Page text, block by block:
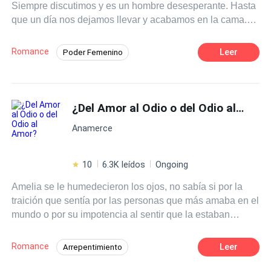
Siempre discutimos y es un hombre desesperante. Hasta
que un día nos dejamos llevar y acabamos en la cama.
detesto, me dejo llevar y me arrepiento, mientras noto
como empiezo a enamorarme de él. Pero Gerard no tiene
secretos me afecten? Y Peor aún, ¿cuándo toda la oficina
se entere de lo nuestro?
Romance Poder Femenino
Relación en la Oficina Pasión
Leer
¿Del Amor al Odio o del Odio al Amor?
Anamerce
10 6.3K leídos Ongoing
Amelia se le humedecieron los ojos, no sabía si por la
traición que sentía por las personas que más amaba en el
mundo o por su impotencia al sentir que la estaban
Acababa de regresar a su país natal, tal y como se lo
había prometido a sus padres, había pasado tres años
Romance Arrepentimiento Leer